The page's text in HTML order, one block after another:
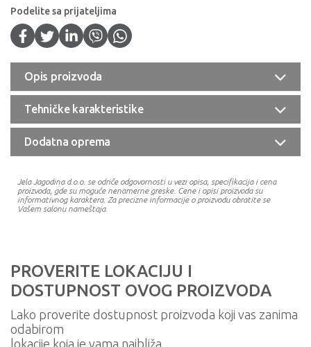
Podelite sa prijateljima
Opis proizvoda
Tehničke karakteristike
Dodatna oprema
Jela Jagodina d.o.o. se odriče odgovornosti u vezi opisa, specifikacija i cena
proizvoda, gde su moguće nenamerne greske. Cene i opisi proizvoda su
informativnog karaktera. Za precizne informacije o proizvodu obratite se
Vašem salonu nameštaja.
PROVERITE LOKACIJU I
DOSTUPNOST OVOG PROIZVODA
Lako proverite dostupnost proizvoda koji vas zanima
odabirom
lokacije koja je vama najbliža.